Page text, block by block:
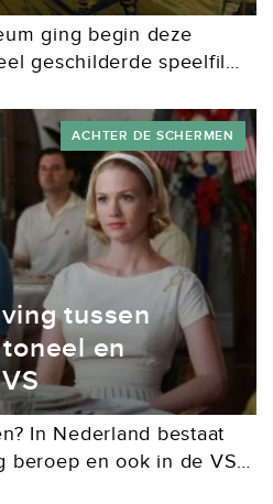
ging begin deze
geschilderde speelfilm
schilderijen van
tussen
en
In Nederland bestaat
beroep en ook in de VS
ACHTER DE SCHERMEN